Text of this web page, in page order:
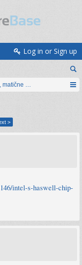
Log in or Sign up
matične ploče i grafičke
>
intel-s-haswell-chip-